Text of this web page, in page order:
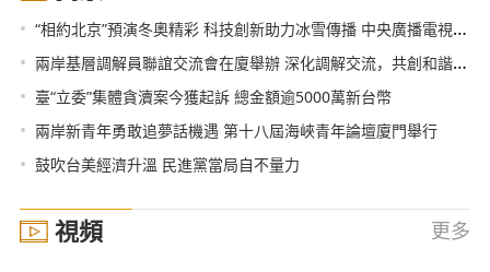
• “相約北京”預演冬奧精彩 科技創新助力冰雪傳播 中央廣播電視總臺與北京冬奧組委簽署合作協議
• 兩岸基層調解員聯誼交流會在廈舉辦 深化調解交流，共創和諧家園
• 臺“立委”集體貪瀆案今獲起訴 總金額逾5000萬新台幣
• 兩岸新青年勇敢追夢話機遇 第十八屆海峽青年論壇廈門舉行
• 鼓吹台美經濟升溫 民進黨當局自不量力
視頻 更多